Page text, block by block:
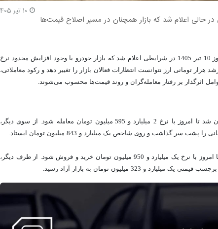
بنگاه‌های معاملاتی در حالی اعلام شد که بازار همچنان در مسیر اصلاح قیمت‌ها
به نقل از تجارت نیوز، قیمت خودرو امروز 10 تیر 1405 در شرایطی اعلام شد که بازار خودرو با وجود افزایش محدود نرخ
تومانی ارز نتوانست انتظارات فعالان بازار را تغییر دهد و رکود معاملاتی،
اثرگذار بر رفتار معامله‌گران و روند قیمت‌ها محسوب می‌شوند.
دنا پلاس اتوماتیک نسبت به روز گذشته 60 میلیون تومان ارزان شد تا امروز با نرخ 2 میلیارد و 595 میلیون تومان معامله شود. از سوی دیگر،
شاهین G در مقایسه با روز گذشته 45 میلیون تومان ارزان شد تا امروز با نرخ یک میلیارد و 950 میلیون تومان خرید و فروش شود. از طرف دیگر،